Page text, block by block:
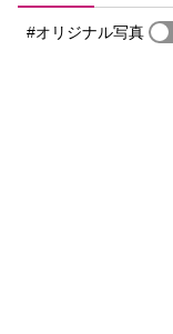
#オリジナル写真